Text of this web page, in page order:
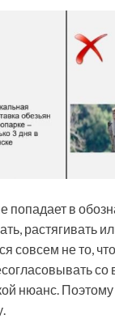
попадает в
растягивать
совсем не то,
нюанс.